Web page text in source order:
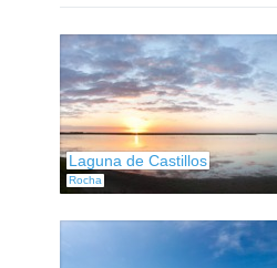
Rocha
Laguna de Castillos